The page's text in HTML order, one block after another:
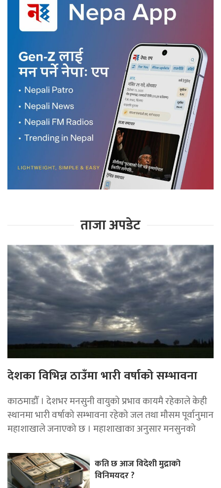
ताजा अपडेट
देशका विभिन्न ठाउँमा भारी वर्षाको सम्भावना
काठमाडौँ । देशभर मनसुनी वायुको प्रभाव कायमै रहेकाले केही
स्थानमा भारी वर्षाको सम्भावना रहेको जल तथा मौसम पूर्वानुमान
महाशाखाले जनाएको छ । महाशाखाका अनुसार मनसुनको
कति छ आज विदेशी मुद्राको
विनिमयदर ?